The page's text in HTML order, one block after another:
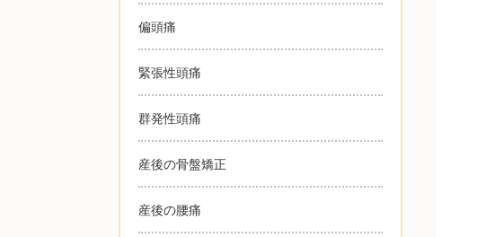
偏頭痛
緊張性頭痛
群発性頭痛
産後の骨盤矯正
産後の腰痛